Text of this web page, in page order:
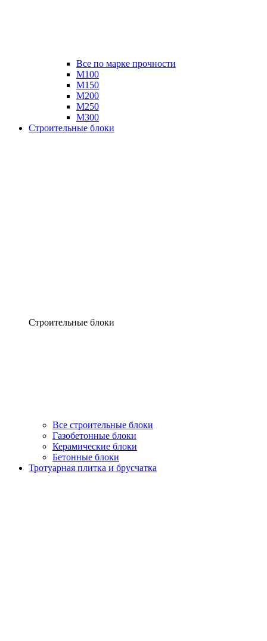
Все по марке прочности
М100
М150
М200
М250
М300
Строительные блоки
Строительные блоки
Все строительные блоки
Газобетонные блоки
Керамические блоки
Бетонные блоки
Тротуарная плитка и брусчатка